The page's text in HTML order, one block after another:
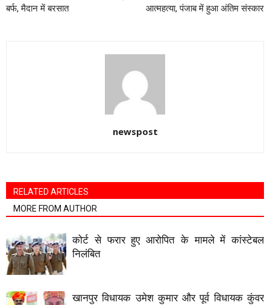
बर्फ, मैदान में बरसात
आत्महत्या, पंजाब में हुआ अंतिम संस्कार
newspost
RELATED ARTICLES
MORE FROM AUTHOR
कोर्ट से फरार हुए आरोपित के मामले में कांस्टेबल
निलंबित
खानपुर विधायक उमेश कुमार और पूर्व विधायक कुंवर